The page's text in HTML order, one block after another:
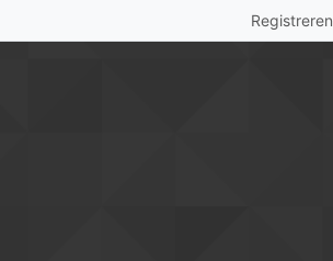
Registreren